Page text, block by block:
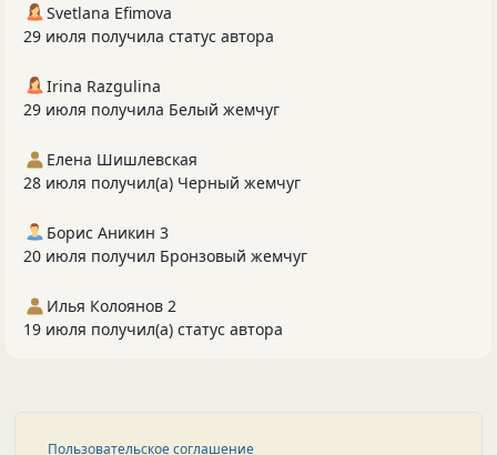
Svetlana Efimova
29 июля получила статус автора
Irina Razgulina
29 июля получила Белый жемчуг
Елена Шишлевская
28 июля получил(а) Черный жемчуг
Борис Аникин 3
20 июля получил Бронзовый жемчуг
Илья Колоянов 2
19 июля получил(а) статус автора
Пользовательское соглашение